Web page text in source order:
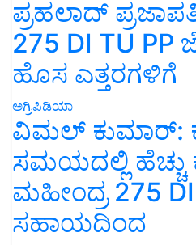
ಪ್ರಹಲಾದ್
275 DI TU
ಹೊಸ ಎತ್ತರಗಳಿಗೆ
ಅಗ್ರಿಪಿಡಿಯಾ
ವಿಮಲ್ ಕುಮಾರ್:
ಸಮಯದಲ್ಲಿ ಹೆಚ್ಚು
ಮಹೀಂದ್ರ 275
ಸಹಾಯದಿಂದ